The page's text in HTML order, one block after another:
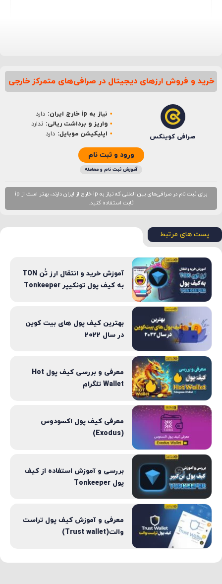
نام*
خرید و فروش ارزهای دیجیتال در صرافی‌های متمرکز خارجی
صرافی کوینکس
نیاز به ip خارج ایران:
دارد
واریز و برداشت ریالی: ندارد
اپلیکیشن موبایل: دارد
ورود و ثبت نام
آموزش ثبت نام و معامله
برای ثبت نام در صرافی‌های بین المللی که نیاز به ip خارج از ایران دارند، بهتر است از ip
ثابت استفاده کنید.
پست های مرتبط
آموزش خرید و انتقال ارز تُن TON
به کیف پول تونکیپر Tonkeeper
بهترین کیف پول های بیت کوین
در سال 2022
معرفی و بررسی کیف پول Hot
Wallet تلگرام
معرفی کیف پول اکسودوس
(Exodus)
بررسی و آموزش استفاده از کیف
پول Tonkeeper
معرفی و آموزش کیف پول تراست
والت(Trust wallet)